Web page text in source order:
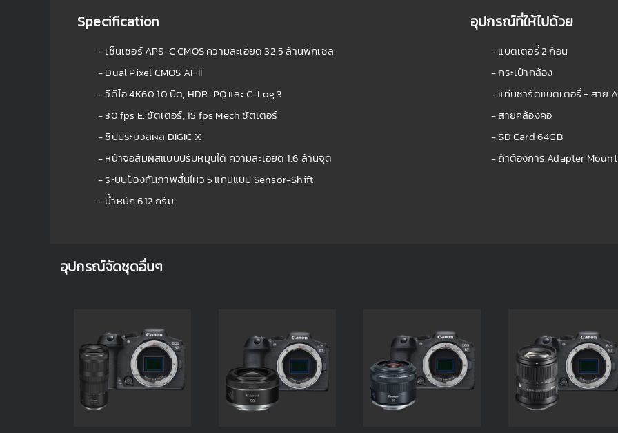
Specification
- เซ็นเซอร์ APS-C CMOS ความละเอียด 32.5 ล้านพิกเซล
- Dual Pixel CMOS AF II
- วิดีโอ 4K60 10 บิต, HDR-PQ และ C-Log 3
- 30 fps E. ชัตเตอร์, 15 fps Mech ชัตเตอร์
- ชิปประมวลผล DIGIC X
- หน้าจอสัมผัสแบบปรับหมุนได้ ความละเอียด 1.6 ล้านจุด
- ระบบป้องกันภาพสั่นไหว 5 แกนแบบ Sensor-Shift
- น้ำหนัก 612 กรัม
อุปกรณ์ที่ให้ไปด้วย
- แบตเตอรี่ 2 ก้อน
- กระเป๋ากล้อง
- แท่นชาร์ตแบตเตอรี่ + สาย
- สายคล้องคอ
- SD Card 64GB
- ถ้าต้องการ Adapter Mount
อุปกรณ์จัดชุดอื่นๆ